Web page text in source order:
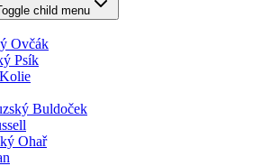
child menu
Ovčák
Psík
Buldoček
Ohař